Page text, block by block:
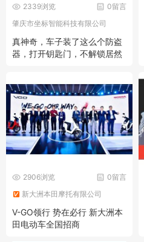
0留言
2339浏览
肇庆市坐标智能科技有限公司
真神奇，车子装了这么个防盗
器，打开钥匙门，不解锁居然
0留言
2906浏览
新大洲本田摩托有限公司
V-GO领行 势在必行 新大洲本
田电动车全国招商